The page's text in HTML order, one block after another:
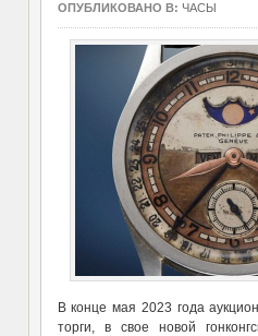
ОПУБЛИКОВАНО В: ЧАСЫ
В конце мая 2023 года
торги, в свое новой